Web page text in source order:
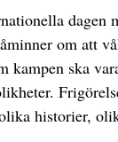
om att
kampen ska
historier,